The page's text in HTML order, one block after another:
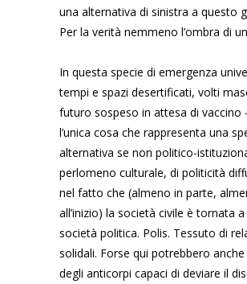
una alternativa di sinistra a questo
Per la verità nemmeno l’ombra di
In questa specie di emergenza
tempi e spazi desertificati, volti
futuro sospeso in attesa di vaccino
l’unica cosa che rappresenta una
alternativa se non politico-
perlomeno culturale, di politicità
nel fatto che (almeno in parte,
all’inizio) la società civile è tornata
società politica. Polis. Tessuto di
solidali. Forse qui potrebbero anche
degli anticorpi capaci di deviare il